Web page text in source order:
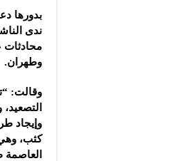
بدورها
ندى
محادثات
وطهران.
وقالت:
وإيجاد
كثب،